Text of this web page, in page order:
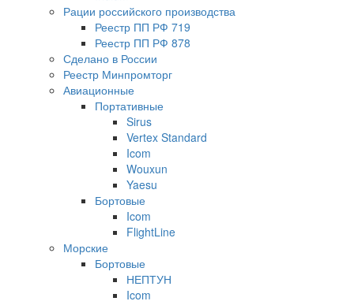
Рации российского производства
Реестр ПП РФ 719
Реестр ПП РФ 878
Сделано в России
Реестр Минпромторг
Авиационные
Портативные
Sirus
Vertex Standard
Icom
Wouxun
Yaesu
Бортовые
Icom
FlightLine
Морские
Бортовые
НЕПТУН
Icom